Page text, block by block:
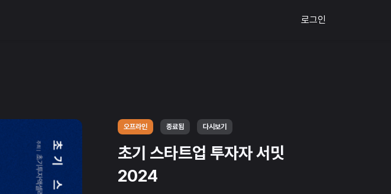
로그인
오프라인 종료됨 다시보기
초기 스타트업 투자자 서밋
2024